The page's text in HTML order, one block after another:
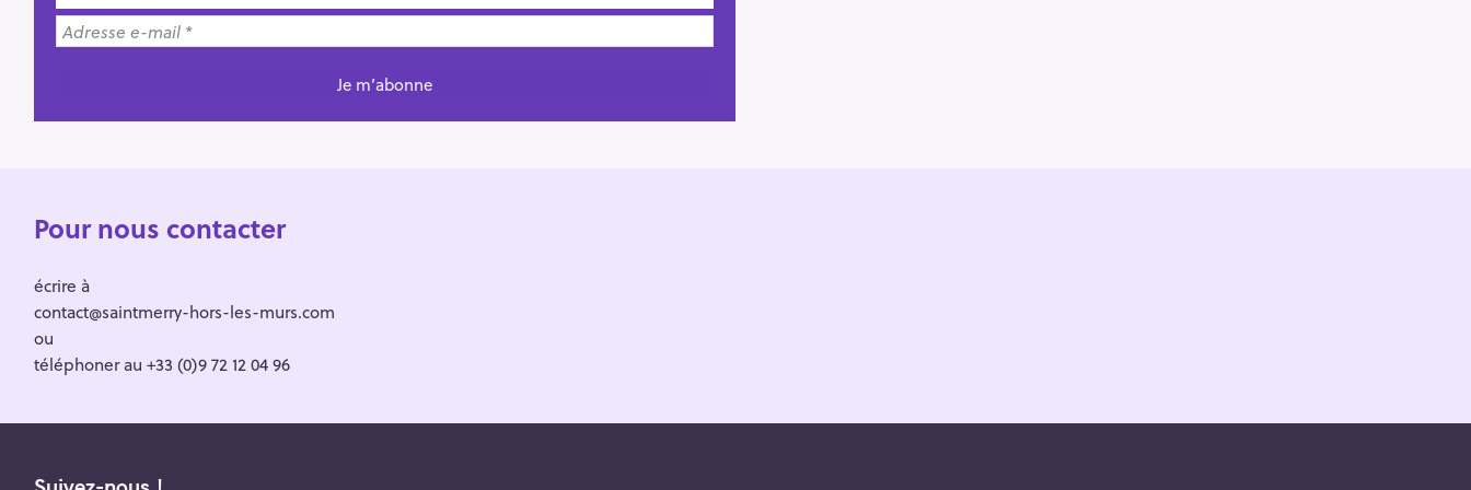
Pour nous contacter
écrire à
contact@saintmerry-hors-les-murs.com
ou
téléphoner au +33 (0)9 72 12 04 96